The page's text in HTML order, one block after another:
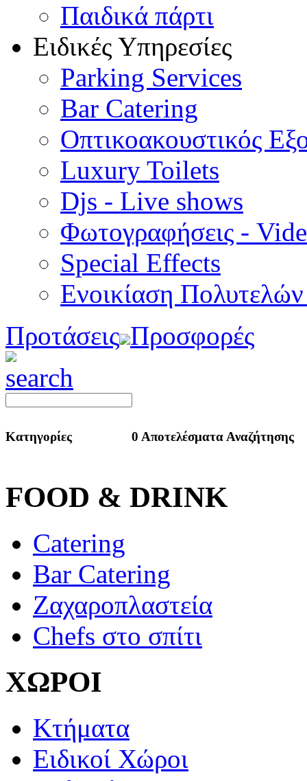
Παιδικά πάρτι
Ειδικές Υπηρεσίες
Parking Services
Bar Catering
Οπτικοακουστικός
Luxury Toilets
Djs - Live shows
Φωτογραφήσεις -
Special Εffects
Ενοικίαση
Προτάσεις Προσφορές
Κατηγορίες 0 Αποτελέσματα Αναζήτησης
FOOD & DRINK
Catering
Bar Catering
Ζαχαροπλαστεία
Chefs στο σπίτι
ΧΩΡΟΙ
Κτήματα
Ειδικοί Χώροι